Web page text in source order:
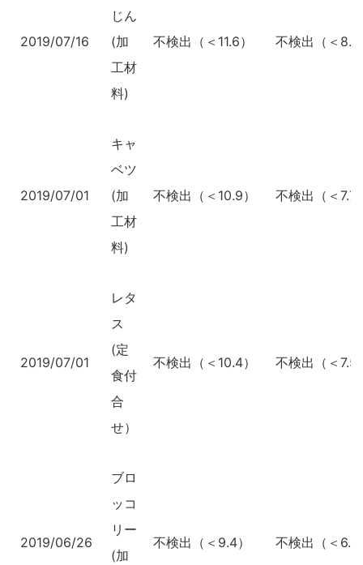
2019/07/16
じん
(加
工材
料)
不検出（＜11.6） 不検出（＜8.3
2019/07/01
キャ
ベツ
(加
工材
料)
不検出（＜10.9） 不検出（＜7.7
2019/07/01
レタ
ス
(定
食付
合
せ）
不検出（＜10.4） 不検出（＜7.5
2019/06/26
ブロ
ッコ
リー
(加
不検出（＜9.4） 不検出（＜6.9